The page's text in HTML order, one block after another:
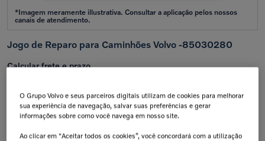
Jogo de Reparo para Caminhões Volvo -85030280
Calcular frete e prazo
Insira seu CEP
Calcular
O Grupo Volvo e seus parceiros digitais utilizam de cookies para melhorar
sua experiência de navegação, salvar suas preferências e gerar
informações sobre como você navega em nosso site.
Ao clicar em "Aceitar todos os cookies”, você concordará com a utilização